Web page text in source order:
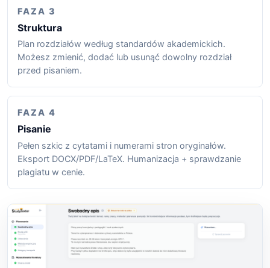
FAZA 3
Struktura
Plan rozdziałów według standardów akademickich.
Możesz zmienić, dodać lub usunąć dowolny rozdział
przed pisaniem.
FAZA 4
Pisanie
Pełen szkic z cytatami i numerami stron oryginałów.
Eksport DOCX/PDF/LaTeX. Humanizacja + sprawdzanie
plagiatu w cenie.